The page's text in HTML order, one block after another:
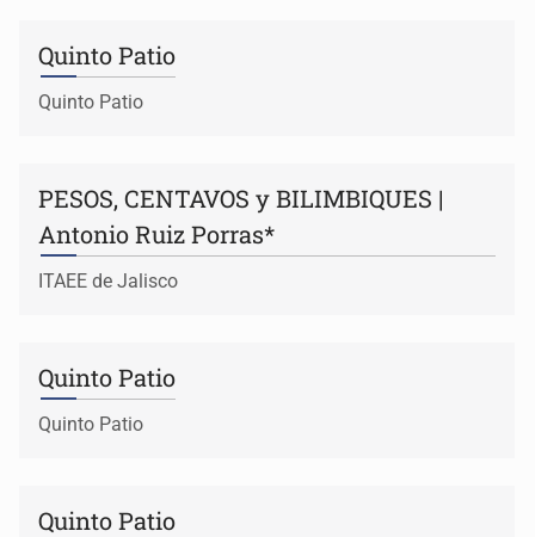
Quinto Patio
Quinto Patio
PESOS, CENTAVOS y BILIMBIQUES |
Antonio Ruiz Porras*
ITAEE de Jalisco
Quinto Patio
Quinto Patio
Quinto Patio